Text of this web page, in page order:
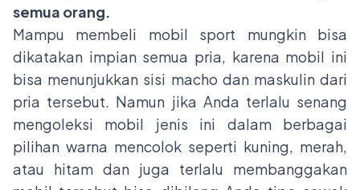
semua orang.
Mampu membeli mobil sport mungkin bisa
dikatakan impian semua pria, karena mobil ini
bisa menunjukkan sisi macho dan maskulin dari
pria tersebut. Namun jika Anda terlalu senang
mengoleksi mobil jenis ini dalam berbagai
pilihan warna mencolok seperti kuning, merah,
atau hitam dan juga terlalu membanggakan